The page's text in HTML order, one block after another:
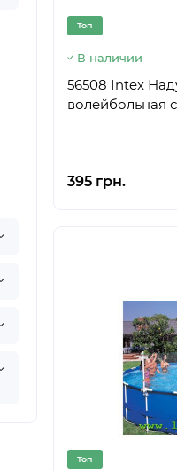
Топ
В наличии
56508 Intex
волейбольная
395 грн.
Топ